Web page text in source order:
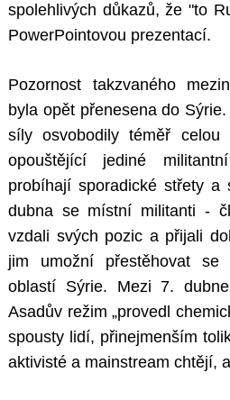
spolehlivých důkazů, že "to
PowerPointovou prezentací.
Pozornost takzvaného
byla opět přenesena do
síly osvobodily téměř celou
opouštějící jediné
probíhají sporadické střety a
dubna se místní militanti -
vzdali svých pozic a přijali
jim umožní přestěhovat se
oblastí Sýrie. Mezi 7.
Asadův režim „provedl
spousty lidí, přinejmenším
aktivisté a mainstream chtějí,